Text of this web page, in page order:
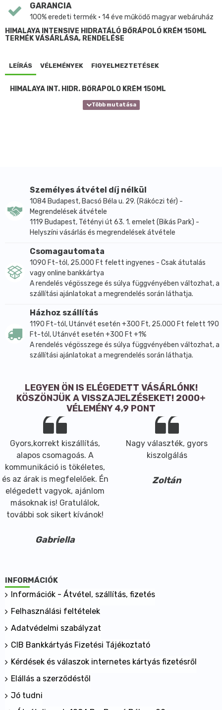
GARANCIA
100% eredeti termék • 14 éve működő magyar webáruház
HIMALAYA INTENSIVE HIDRATÁLÓ BŐRÁPOLÓ KRÉM 150ML
TERMÉK VÁSÁRLÁSA, RENDELÉSE
LEÍRÁS VÉLEMÉNYEK FIGYELMEZTETÉSEK
HIMALAYA INT. HIDR. BŐRÁPOLÓ KRÉM 150ML
Személyes átvétel díj nélkül
1084 Budapest, Bacsó Béla u. 29. (Rákóczi tér) -
Megrendelések átvétele
1119 Budapest, Tétényi út 63. 1. emelet (Bikás Park) -
Helyszíni vásárlás és megrendelések átvétele
Csomagautomata
1090 Ft-tól, 25.000 Ft felett ingyenes - Csak átutalás
vagy online bankkártya
A rendelés végösszege és súlya függvényében változhat, a
szállítási ajánlatokat a megrendelés során láthatja.
Házhoz szállítás
1190 Ft-tól, Utánvét esetén +300 Ft, 25.000 Ft felett 190
Ft-tól, Utánvét esetén +300 Ft +1%
A rendelés végösszege és súlya függvényében változhat, a
szállítási ajánlatokat a megrendelés során láthatja.
LEGYEN ÖN IS ELÉGEDETT VÁSÁRLÓNK!
KÖSZÖNJÜK A VISSZAJELZÉSEKET! 2000+
VÉLEMÉNY 4,9 PONT
Gyors,korrekt kiszállítás,
alapos csomagoás. A
kommunikáció is tökéletes,
és az árak is megfelelőek. Én
elégedett vagyok, ajánlom
másoknak is! Gratulálok,
további sok sikert kívánok!
Gabriella
Nagy választék, gyors
kiszolgálás
Zoltán
INFORMÁCIÓK
Információk - Átvétel, szállítás, fizetés
Felhasználási feltételek
Adatvédelmi szabályzat
CIB Bankkártyás Fizetési Tájékoztató
Kérdések és válaszok internetes kártyás fizetésről
Elállás a szerződéstől
Jó tudni